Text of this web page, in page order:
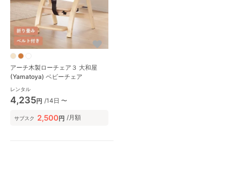
アーチ木製ローチェア３ 大和屋
(Yamatoya) ベビーチェア
レンタル
4,235円 /14日 〜
サブスク 2,500円 /月額